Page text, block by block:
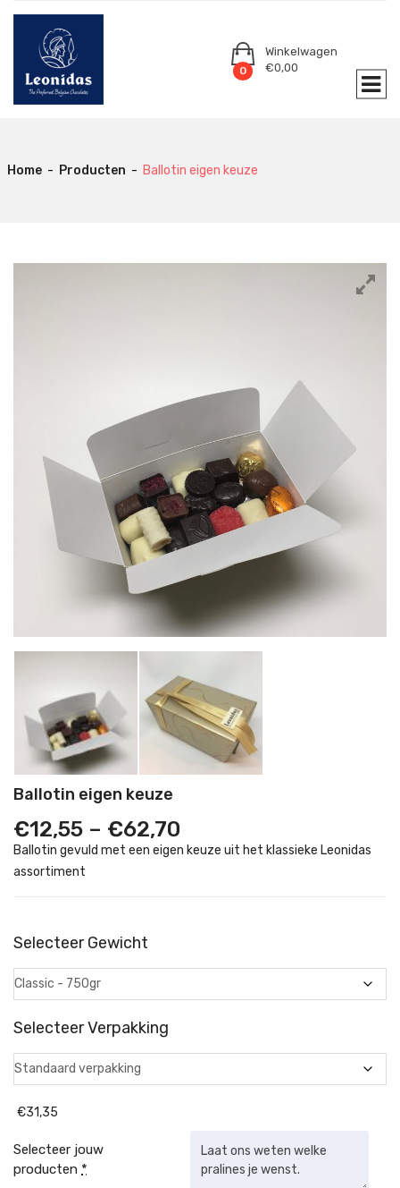
0
Winkelwagen
€0,00
Home - Producten - Ballotin eigen keuze
Ballotin eigen keuze
€12,55 – €62,70
range:
Ballotin gevuld met een eigen keuze uit het klassieke Leonidas
assortiment
Selecteer Gewicht
Selecteer Verpakking
€31,35
Selecteer jouw
producten *